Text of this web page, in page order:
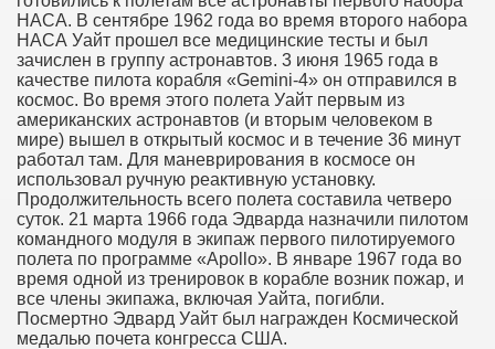
НАСА. В сентябре 1962 года во время второго набора
НАСА Уайт прошел все медицинские тесты и был
зачислен в группу астронавтов. 3 июня 1965 года в
качестве пилота корабля «Gemini-4» он отправился в
космос. Во время этого полета Уайт первым из
американских астронавтов (и вторым человеком в
мире) вышел в открытый космос и в течение 36 минут
работал там. Для маневрирования в космосе он
использовал ручную реактивную установку.
Продолжительность всего полета составила четверо
суток. 21 марта 1966 года Эдварда назначили пилотом
командного модуля в экипаж первого пилотируемого
полета по программе «Apollo». В январе 1967 года во
время одной из тренировок в корабле возник пожар, и
все члены экипажа, включая Уайта, погибли.
Посмертно Эдвард Уайт был награжден Космической
медалью почета конгресса США.